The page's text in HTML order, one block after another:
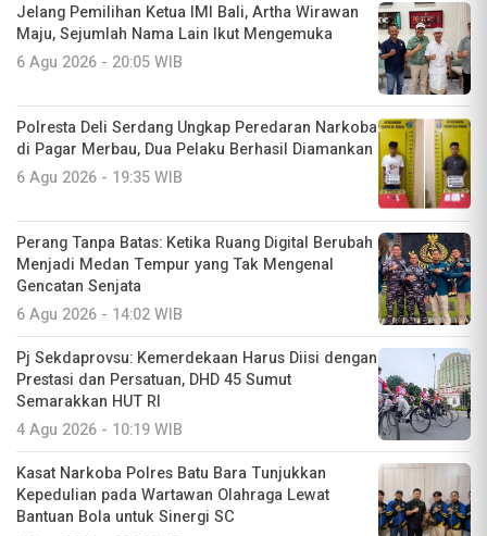
Jelang Pemilihan Ketua IMI Bali, Artha Wirawan
Maju, Sejumlah Nama Lain Ikut Mengemuka
6 Agu 2026 - 20:05 WIB
Polresta Deli Serdang Ungkap Peredaran Narkoba
di Pagar Merbau, Dua Pelaku Berhasil Diamankan
6 Agu 2026 - 19:35 WIB
Perang Tanpa Batas: Ketika Ruang Digital Berubah
Menjadi Medan Tempur yang Tak Mengenal
Gencatan Senjata
6 Agu 2026 - 14:02 WIB
Pj Sekdaprovsu: Kemerdekaan Harus Diisi dengan
Prestasi dan Persatuan, DHD 45 Sumut
Semarakkan HUT RI
4 Agu 2026 - 10:19 WIB
Kasat Narkoba Polres Batu Bara Tunjukkan
Kepedulian pada Wartawan Olahraga Lewat
Bantuan Bola untuk Sinergi SC